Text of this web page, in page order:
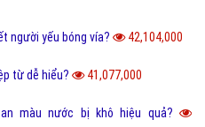
người yếu bóng vía? 42,104,000
từ dễ hiểu? 41,077,000
màu nước bị khô hiệu quả?